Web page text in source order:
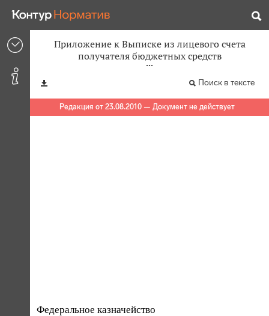
Приложение к Выписке из лицевого счета
получателя бюджетных средств
Поиск в тексте
Редакция от 23.08.2010 — Документ не действует
Федеральное казначейство